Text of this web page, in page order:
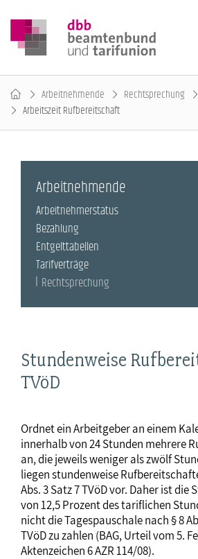
Arbeitnehmende Rechtsprechung
Arbeitszeit Rufbereitschaft
Stundenweise
TVöD
Ordnet ein Arbeitgeber an einem
innerhalb von 24 Stunden mehrere
an, die jeweils weniger als zwölf
liegen stundenweise
Abs. 3 Satz 7 TVöD vor. Daher ist
von 12,5 Prozent des tariflichen
nicht die Tagespauschale nach § 8
TVöD zu zahlen (BAG, Urteil vom 5.
Aktenzeichen 6 AZR 114/08).
Arbeitnehmende
Arbeitnehmerstatus
Bezahlung
Entgelttabellen
Tarifverträge
Rechtsprechung